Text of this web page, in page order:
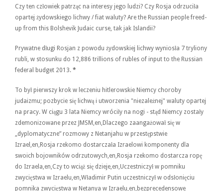
Czy ten człowiek patrząc na interesy jego ludzi? Czy Rosja odrzuciła
opartej żydowskiego lichwy / fiat waluty? Are the Russian people freed-
up from this Bolshevik Judaic curse, tak jak Islandii?
Prywatne długi Rosjan z powodu żydowskiej lichwy wyniosła 7 tryliony
rubli, w stosunku do 12,886 trillions of rubles of input to the Russian
federal budget 2013. *
To był pierwszy krok w leczeniu hitlerowskie Niemcy choroby
judaizmu; pozbycie się lichwą i utworzenia "niezależnej" waluty opartej
na pracy. W ciągu 3 lata Niemcy wróciły na nogi - stąd Niemcy zostały
zdemonizowane przez JMSM,en,Dlaczego zaangażował się w
„dyplomatyczne” rozmowy z Netanjahu w przestępstwie
Izrael,en,Rosja rzekomo dostarczała Izraelowi komponenty dla
swoich bojowników odrzutowych,en,Rosja rzekomo dostarcza ropę
do Izraela,en,Czy to wciąż się dzieje,en,Uczestniczył w pomniku
zwycięstwa w Izraelu,en,Władimir Putin uczestniczył w odsłonięciu
pomnika zwycięstwa w Netanya w Izraelu,en,bezprecedensowe